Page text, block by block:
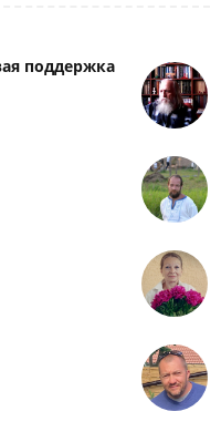
поддержка